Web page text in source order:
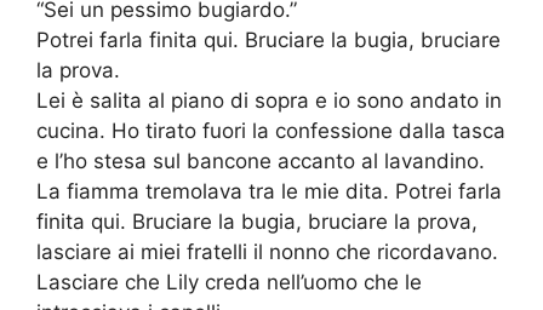
“Sei un pessimo bugiardo.”
Potrei farla finita qui. Bruciare la bugia, bruciare
la prova.
Lei è salita al piano di sopra e io sono andato in
cucina. Ho tirato fuori la confessione dalla tasca
e l’ho stesa sul bancone accanto al lavandino.
La fiamma tremolava tra le mie dita. Potrei farla
finita qui. Bruciare la bugia, bruciare la prova,
lasciare ai miei fratelli il nonno che ricordavano.
Lasciare che Lily creda nell’uomo che le